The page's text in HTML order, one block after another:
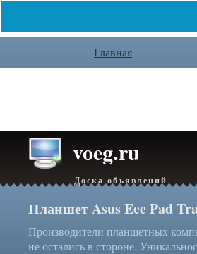
Главная
voeg.ru
Доска объявлений
Планшет Asus Eee Pad
Производители планшетных
не остались в стороне.